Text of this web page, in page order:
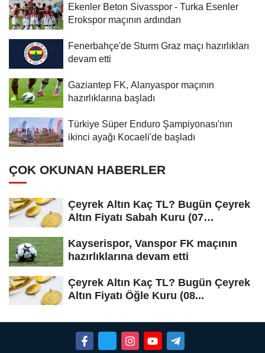
Ekenler Beton Sivasspor - Turka Esenler
Erokspor maçının ardından
Fenerbahçe'de Sturm Graz maçı hazırlıkları
devam etti
Gaziantep FK, Alanyaspor maçının
hazırlıklarına başladı
Türkiye Süper Enduro Şampiyonası'nın
ikinci ayağı Kocaeli'de başladı
ÇOK OKUNAN HABERLER
Çeyrek Altın Kaç TL? Bugün Çeyrek
Altın Fiyatı Sabah Kuru (07
Kayserispor, Vanspor FK maçının
hazırlıklarına devam etti
Çeyrek Altın Kaç TL? Bugün Çeyrek
Altın Fiyatı Öğle Kuru (08...